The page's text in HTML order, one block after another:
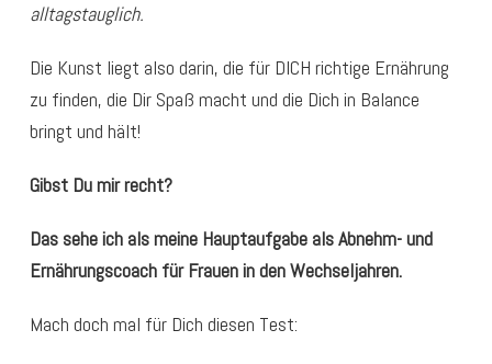
alltagstauglich.
Die Kunst liegt also darin, die für DICH richtige Ernährung
zu finden, die Dir Spaß macht und die Dich in Balance
bringt und hält!
Gibst Du mir recht?
Das sehe ich als meine Hauptaufgabe als Abnehm- und
Ernährungscoach für Frauen in den Wechseljahren.
Mach doch mal für Dich diesen Test: